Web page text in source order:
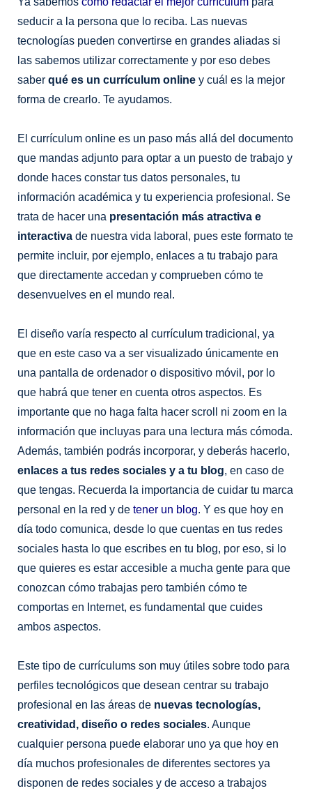
b
o
o
k
a
g
r
a
m
o
k
seducir a la persona que lo reciba. Las nuevas
tecnologías pueden convertirse en grandes aliadas si
las sabemos utilizar correctamente y por eso debes
saber qué es un currículum online y cuál es la mejor
forma de crearlo. Te ayudamos.
El currículum online es un paso más allá del documento
que mandas adjunto para optar a un puesto de trabajo y
donde haces constar tus datos personales, tu
información académica y tu experiencia profesional. Se
trata de hacer una presentación más atractiva e
interactiva de nuestra vida laboral, pues este formato te
permite incluir, por ejemplo, enlaces a tu trabajo para
que directamente accedan y comprueben cómo te
desenvuelves en el mundo real.
El diseño varía respecto al currículum tradicional, ya
que en este caso va a ser visualizado únicamente en
una pantalla de ordenador o dispositivo móvil, por lo
que habrá que tener en cuenta otros aspectos. Es
importante que no haga falta hacer scroll ni zoom en la
información que incluyas para una lectura más cómoda.
Además, también podrás incorporar, y deberás hacerlo,
enlaces a tus redes sociales y a tu blog, en caso de
que tengas. Recuerda la importancia de cuidar tu marca
personal en la red y de tener un blog. Y es que hoy en
día todo comunica, desde lo que cuentas en tus redes
sociales hasta lo que escribes en tu blog, por eso, si lo
que quieres es estar accesible a mucha gente para que
conozcan cómo trabajas pero también cómo te
comportas en Internet, es fundamental que cuides
ambos aspectos.
Este tipo de currículums son muy útiles sobre todo para
perfiles tecnológicos que desean centrar su trabajo
profesional en las áreas de nuevas tecnologías,
creatividad, diseño o redes sociales. Aunque
cualquier persona puede elaborar uno ya que hoy en
día muchos profesionales de diferentes sectores ya
disponen de redes sociales y de acceso a trabajos